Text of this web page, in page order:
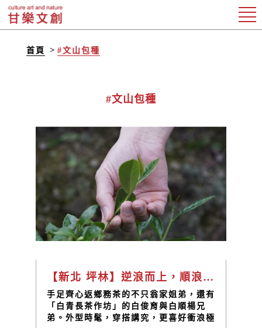
首頁 #文山包種
#文山包種
【新北 坪林】逆浪而上，順浪而行，但終究它會帶你回到岸上。 衝浪，跟人生很像，與返鄉的心路歷程也有幾分相似。 / 白青長茶作坊 白俊育、白順楊
手足齊心返鄉務茶的不只翁家姐弟，還有
「白青長茶作坊」的白俊育與白順楊兄
弟。外型時髦，穿搭講究，更喜好衝浪極